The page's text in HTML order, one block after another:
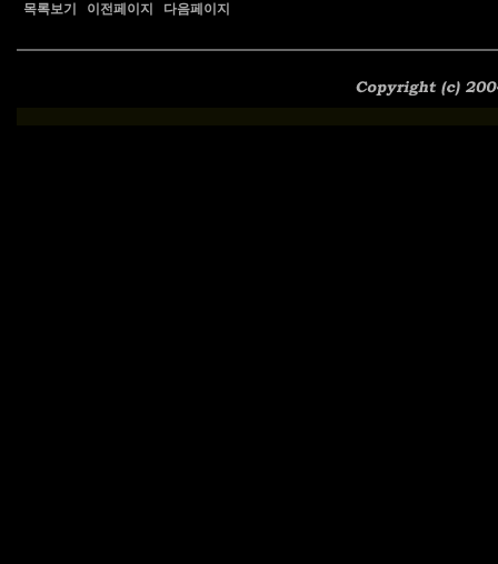
목록보기
이전페이지 다음페이지